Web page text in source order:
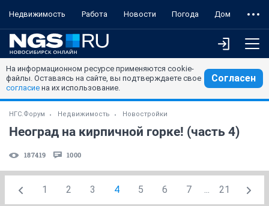
Недвижимость Работа Новости Погода Дом
На информационном ресурсе применяются cookie-
файлы. Оставаясь на сайте, вы подтверждаете свое
согласие на их использование.
Согласен
НГС.Форум Недвижимость Новостройки
Неоград на кирпичной горке! (часть 4)
187419 1000
1 2 3 4 5 6 7 ... 21